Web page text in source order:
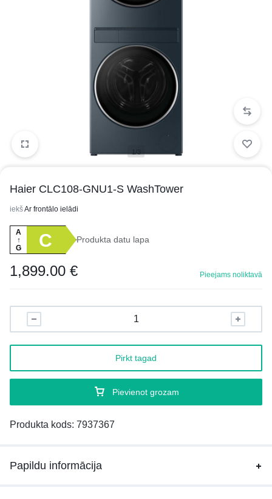
1/3
Haier CLC108-GNU1-S WashTower
iekšAr frontālo ielādi
A
↑
G
C Produkta datu lapa
1,899.00 € Pieejams noliktavā
Pievienot grozam
Pirkt tagad
Produkta kods: 7937367
Papildu informācija